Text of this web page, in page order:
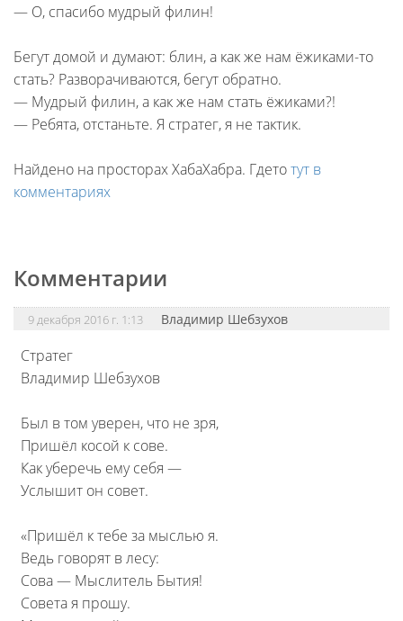
— О, спасибо мудрый филин!
Бегут домой и думают: блин, а как же нам ёжиками-то
стать? Разворачиваются, бегут обратно.
— Мудрый филин, а как же нам стать ёжиками?!
— Ребята, отстаньте. Я стратег, я не тактик.
Найдено на просторах ХабаХабра. Гдетотут в
комментариях
Комментарии
9 декабря 2016 г. 1:13 Владимир Шебзухов
Стратег
Владимир Шебзухов
Был в том уверен, что не зря,
Пришёл косой к сове.
Как уберечь ему себя —
Услышит он совет.
«Пришёл к тебе за мыслью я.
Ведь говорят в лесу:
Сова — Мыслитель Бытия!
Совета я прошу.